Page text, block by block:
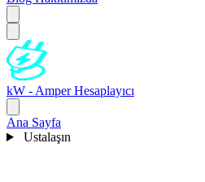
kW - Amper Hesaplayıcı
Ana Sayfa
Ustalaşın